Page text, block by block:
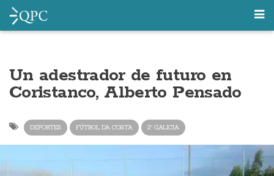
Un adestrador de futuro en
Coristanco, Alberto Pensado
DEPORTES FÚTBOL DA COSTA 2ª GALICIA